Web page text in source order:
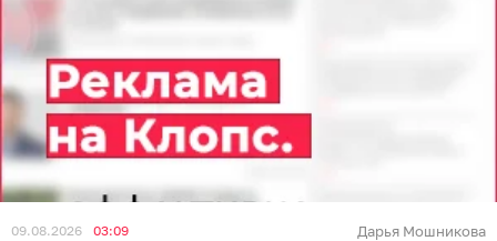
09.08.2026 03:09 Дарья Мошникова